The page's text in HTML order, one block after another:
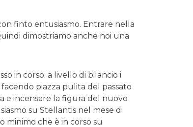
finto entusiasmo. Entrare nella
dimostriamo anche noi una
in corso: a livello di bilancio i
piazza pulita del passato
e incensare la figura del nuovo
su Stellantis nel mese di
minimo che è in corso su